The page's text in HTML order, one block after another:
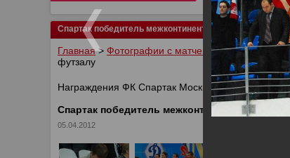
Спартак победитель межконтинентального кубка по
Главная> Фотографии с матчей Спартака,
футзалу
Награждения ФК Спартак Москва
Спартак победитель межконтинентального
05.04.2012